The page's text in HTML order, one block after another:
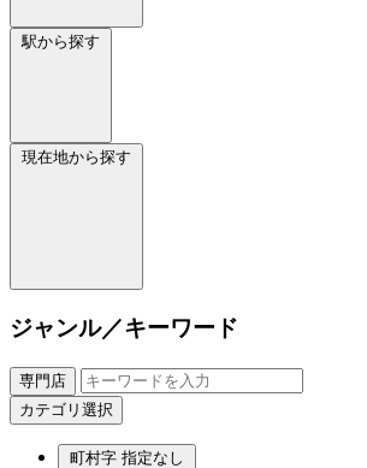
駅から探す
現在地から探す
ジャンル／キーワード
専門店
カテゴリ選択
町村字 指定なし